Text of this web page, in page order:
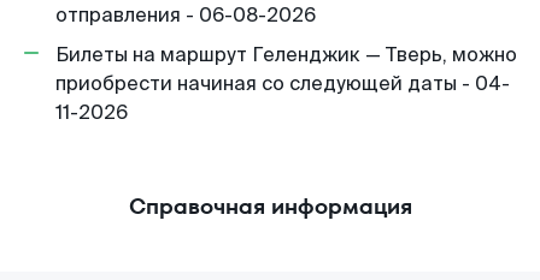
отправления - 06-08-2026
Билеты на маршрут Геленджик — Тверь, можно
приобрести начиная со следующей даты - 04-
11-2026
Справочная информация